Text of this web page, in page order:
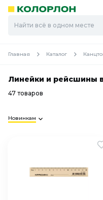
Ск
Ск
Главная Каталог
Линейки и рейсшины
47 товаров
Новинкам